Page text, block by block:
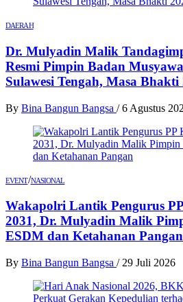
DAERAH
Dr. Mulyadin Malik
Resmi Pimpin Badan
Sulawesi Tengah, Masa Bhakti
By Bina Bangun Bangsa / 6 Agustus
EVENT/NASIONAL
Wakapolri Lantik Pengurus
2031, Dr. Mulyadin Malik
ESDM dan Ketahanan Pangan
By Bina Bangun Bangsa / 29 Juli 2026